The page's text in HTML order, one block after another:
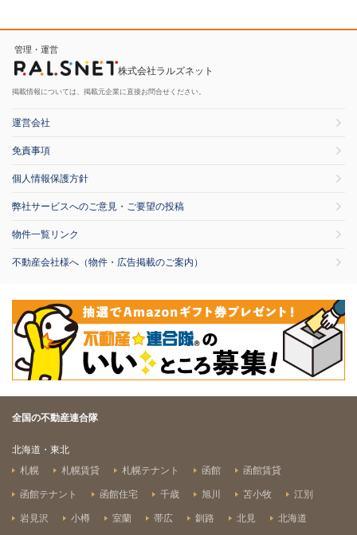
管理・運営
株式会社ラルズネット
掲載情報については、掲載元企業に直接お問合せください。
運営会社
免責事項
個人情報保護方針
弊社サービスへのご意見・ご要望の投稿
物件一覧リンク
不動産会社様へ（物件・広告掲載のご案内）
全国の不動産連合隊
北海道・東北
札幌
札幌賃貸 札幌テナント 函館 函館賃貸
函館テナント 函館住宅 千歳 旭川 苫小牧 江別
岩見沢 小樽 室蘭 帯広 釧路 北見 北海道